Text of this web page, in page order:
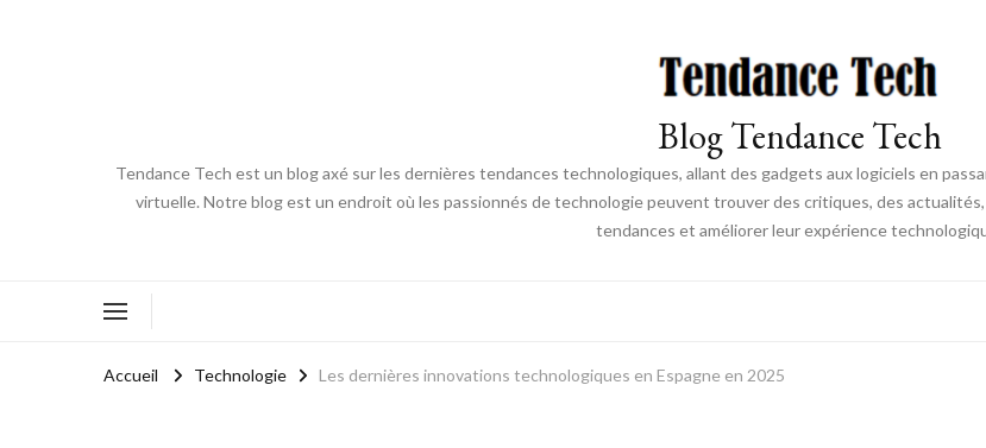
Blog Tendance Tech
Tendance Tech est un blog axé sur les dernières tendances technologiques, allant des gadgets aux logiciels en
virtuelle. Notre blog est un endroit où les passionnés de technologie peuvent trouver des critiques, des
tendances et améliorer leur expérience
Accueil Technologie Les dernières innovations technologiques en Espagne en 2025